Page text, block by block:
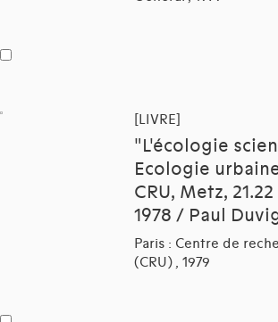
[LIVRE]
"L'écologie
Ecologie
CRU, Metz,
1978 / Paul
Paris : Centre de
(CRU) , 1979